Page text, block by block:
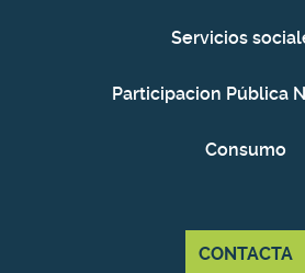
Servicios
Participacion Pública
Consumo
CONTACTA